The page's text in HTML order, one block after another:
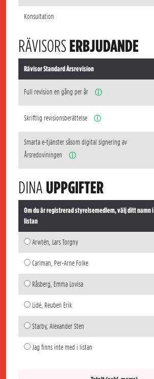
Konsultation
RÄVISORSERBJUDANDE
Rävisor Standard Årsrevision
Full revision en gång per år ⓘ
Skriftlig revisionsberättelse ⓘ
Smarta e-tjänster såsom digital signering av
Årsredoviningen
ⓘ
DINA UPPGIFTER
Om du är registrerad styrelsemedlem, välj ditt namn i
listan
Arwtén, Lars Torgny
Carlman, Per-Arne Folke
Råsberg, Emma Lovisa
Lidé, Reuben Erik
Starby, Alexander Sten
Jag finns inte med i listan